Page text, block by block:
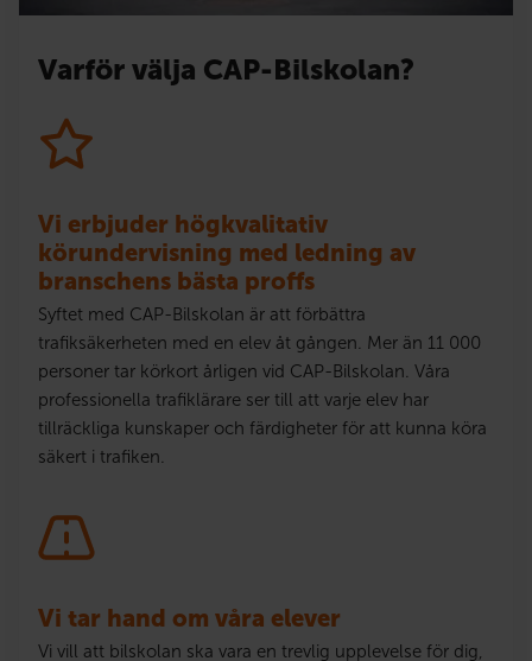
Varför välja CAP-Bilskolan?
Vi erbjuder högkvalitativ
körundervisning med ledning av
branschens bästa proffs
Syftet med CAP-Bilskolan är att förbättra
trafiksäkerheten med en elev åt gången. Mer än 11 000
personer tar körkort årligen vid CAP-Bilskolan. Våra
professionella trafiklärare ser till att varje elev har
tillräckliga kunskaper och färdigheter för att kunna köra
säkert i trafiken.
Vi tar hand om våra elever
Vi vill att bilskolan ska vara en trevlig upplevelse för dig,